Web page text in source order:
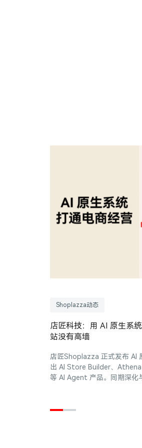
Shoplazza动态
店匠科技：用 AI 原生系
站没有高墙
店匠Shoplazza 正式发布 AI
出 AI Store Builder、
等 AI Agent 产品。同期深化